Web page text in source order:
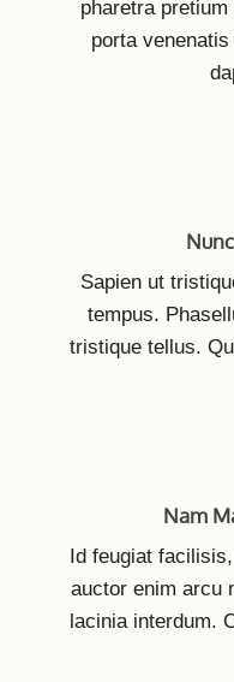
pharetra pretium vestibulum. Pellentesque
porta
Sapien ut
tempus. Phasellus a tortor
tristique tellus.
Nam
Id feugiat
auctor enim arcu non sem. Vivamus gravida
lacinia interdum.